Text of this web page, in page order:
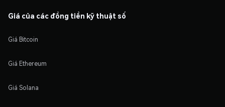
Giá của các đồng tiền kỹ thuật số
Giá Bitcoin
Giá Ethereum
Giá Solana